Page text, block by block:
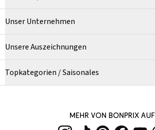
Unser Unternehmen
Unsere Auszeichnungen
Topkategorien / Saisonales
MEHR VON BONPRIX AUF